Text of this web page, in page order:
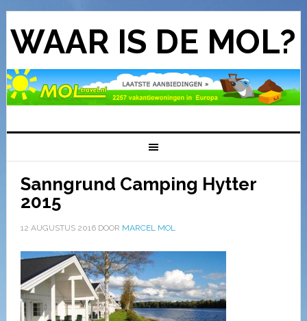
WAAR IS DE MOL?
Sanngrund Camping Hytter
2015
12 AUGUSTUS 2016DOOR MARCEL MOL